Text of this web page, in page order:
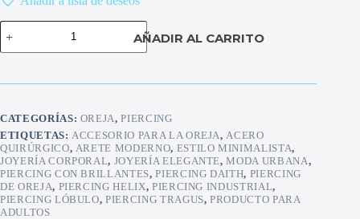
Labrets
piercings
de
rosca
pincho
cantidad
AÑADIR AL CARRITO
CATEGORÍAS: OREJA,PIERCING
ETIQUETAS: ACCESORIO PARA LA OREJA, ACERO
QUIRÚRGICO, ARETE MODERNO, ESTILO MINIMALISTA,
JOYERÍA CORPORAL, JOYERÍA ELEGANTE,MODA URBANA,
PIERCING CON BRILLANTES,PIERCING DAITH, PIERCING
DE OREJA, PIERCING HELIX, PIERCING INDUSTRIAL,
PIERCING LÓBULO,PIERCING TRAGUS,PRODUCTO PARA
ADULTOS